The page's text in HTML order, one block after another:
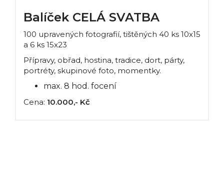
Balíček CELÁ SVATBA
100 upravených fotografií, tištěných 40 ks 10x15
a 6 ks 15x23
Přípravy, obřad, hostina, tradice, dort, párty,
portréty, skupinové foto, momentky.
max. 8 hod. focení
Cena: 10.000,- Kč